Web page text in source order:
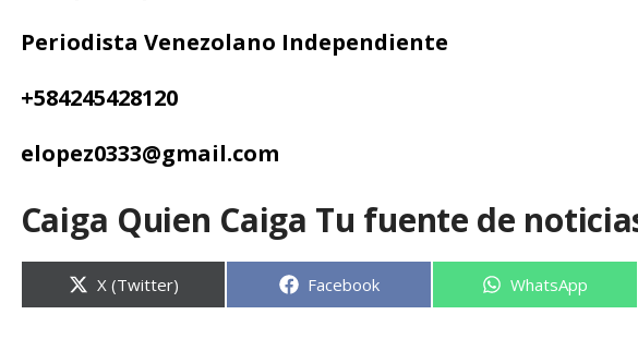
Periodista Venezolano Independiente
+584245428120
elopez0333@gmail.com
Caiga Quien Caiga Tu fuente de
Compartir
en
X (Twitter) Compartir
Facebook Compartir
WhatsApp